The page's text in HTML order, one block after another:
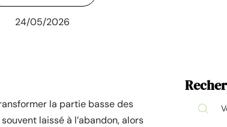
24/05/2026
la partie basse des
laissé à l’abandon, alors